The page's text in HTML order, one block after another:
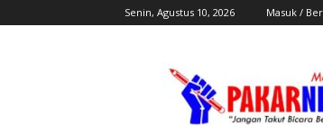
Senin, Agustus 10, 2026 Masuk /